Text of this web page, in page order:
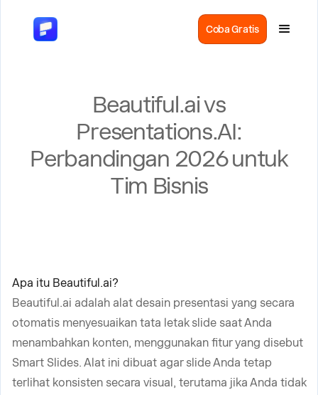
Coba Gratis
Beautiful.ai vs
Presentations.AI:
Perbandingan 2026 untuk
Tim Bisnis
Apa itu Beautiful.ai?
Beautiful.ai adalah alat desain presentasi yang secara
otomatis menyesuaikan tata letak slide saat Anda
menambahkan konten, menggunakan fitur yang disebut
Smart Slides. Alat ini dibuat agar slide Anda tetap
terlihat konsisten secara visual, terutama jika Anda tidak